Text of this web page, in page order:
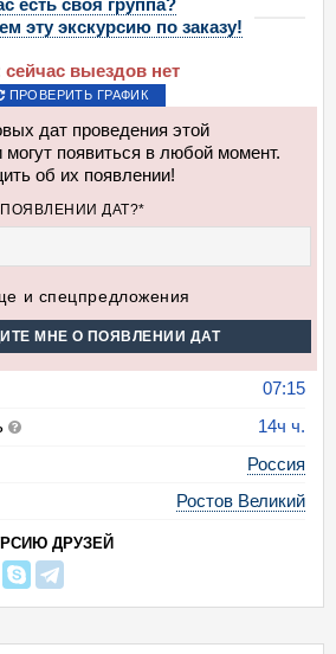
есть своя группа?
эту экскурсию по заказу!
сейчас выездов нет
ПРОВЕРИТЬ ГРАФИК
дат проведения этой
могут появиться в любой момент.
об их появлении!
ДАТ?*
и спецпредложения
МНЕ О ПОЯВЛЕНИИ ДАТ
07:15
14ч ч.
Россия
Ростов Великий
ДРУЗЕЙ